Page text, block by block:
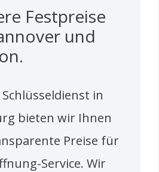
Festpreise
und
in
bieten wir Ihnen
Preise für
Service. Wir